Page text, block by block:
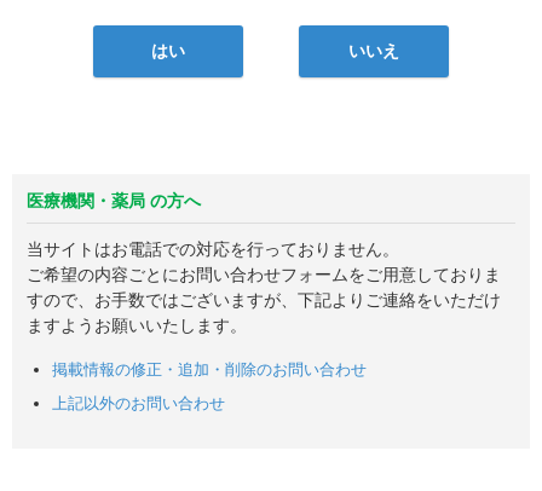
はい いいえ
医療機関・薬局 の方へ
当サイトはお電話での対応を行っておりません。
ご希望の内容ごとにお問い合わせフォームをご用意しておりま
すので、お手数ではございますが、下記よりご連絡をいただけ
ますようお願いいたします。
掲載情報の修正・追加・削除のお問い合わせ
上記以外のお問い合わせ